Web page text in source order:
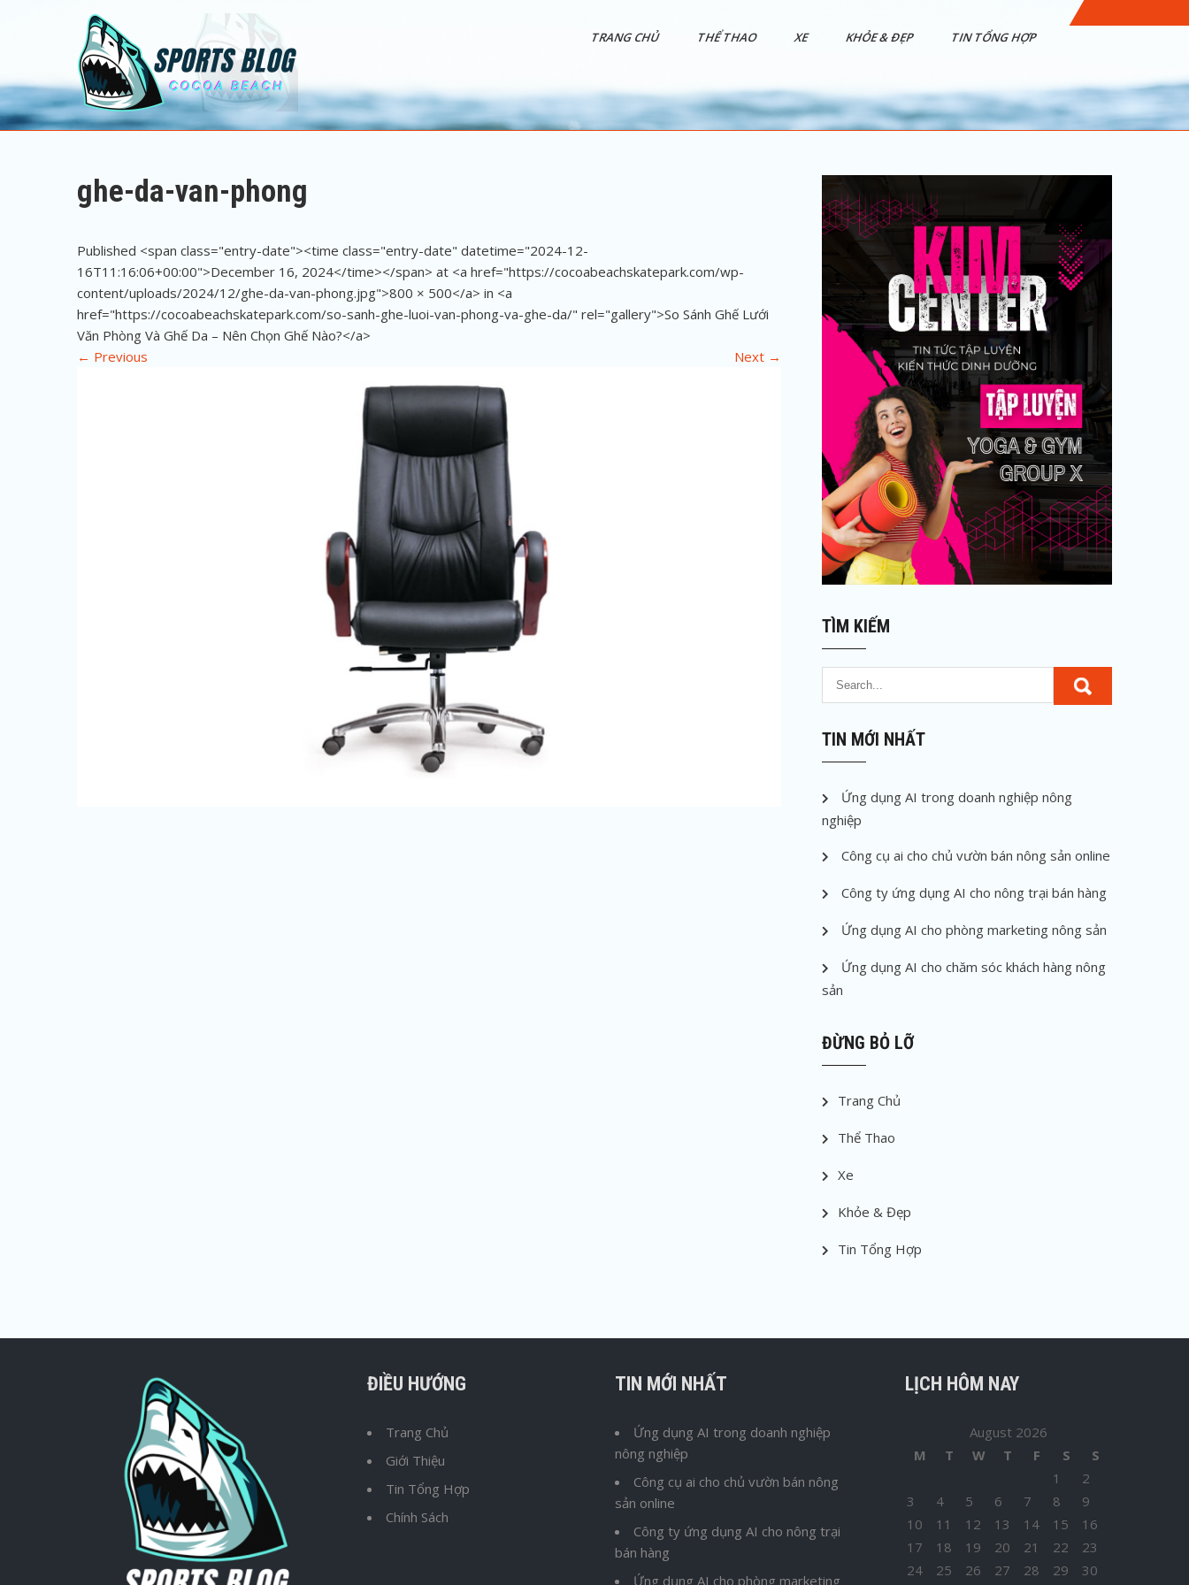
Sports Blog
Cocoa Beach
TRANG CHỦ THỂ THAO XE KHỎE & ĐẸP TIN TỔNG HỢP
ghe-da-van-phong
Published <span class="entry-date"><time class="entry-date" datetime="2024-12-
16T11:16:06+00:00">December 16, 2024</time></span> at <a href="https://cocoabeachskatepark.com/wp-
content/uploads/2024/12/ghe-da-van-phong.jpg">800 × 500</a> in <a
href="https://cocoabeachskatepark.com/so-sanh-ghe-luoi-van-phong-va-ghe-da/" rel="gallery">So Sánh Ghế Lưới
Văn Phòng Và Ghế Da – Nên Chọn Ghế Nào?</a>
← Previous Next →
TÌM KIẾM
TIN MỚI NHẤT
Ứng dụng AI trong doanh nghiệp nông
nghiệp
Công cụ ai cho chủ vườn bán nông sản online
Công ty ứng dụng AI cho nông trại bán hàng
Ứng dụng AI cho phòng marketing nông sản
Ứng dụng AI cho chăm sóc khách hàng nông
sản
ĐỪNG BỎ LỠ
Trang Chủ
Thể Thao
Xe
Khỏe & Đẹp
Tin Tổng Hợp
ĐIỀU HƯỚNG
Trang Chủ
Giới Thiệu
Tin Tổng Hợp
Chính Sách
TIN MỚI NHẤT
Ứng dụng AI trong doanh nghiệp
nông nghiệp
Công cụ ai cho chủ vườn bán nông
sản online
Công ty ứng dụng AI cho nông trại
bán hàng
Ứng dụng AI cho phòng marketing
LỊCH HÔM NAY
August 2026
M
T W T F S
S
1
2
3
4 5 6 7 8
9
10
11 12 13 14 15
16
17
18 19 20 21 22
23
24
25 26 27 28 29
30